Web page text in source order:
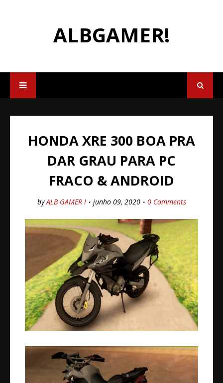
ALBGAMER!
HONDA XRE 300 BOA PRA
DAR GRAU PARA PC
FRACO & ANDROID
by ALB GAMER ! junho 09, 2020 0 Comments